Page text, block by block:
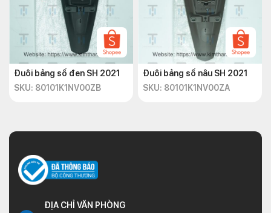
Đuôi bảng số đen SH 2021
SKU: 80101K1NV00ZB
Đuôi bảng số nâu SH 2021
SKU: 80101K1NV00ZA
ĐỊA CHỈ VĂN PHÒNG